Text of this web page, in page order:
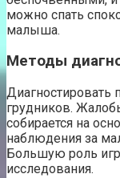
можно спать
малыша.
Методы
Диагностировать
грудников.
собирается на
наблюдения за
Большую роль
исследования.